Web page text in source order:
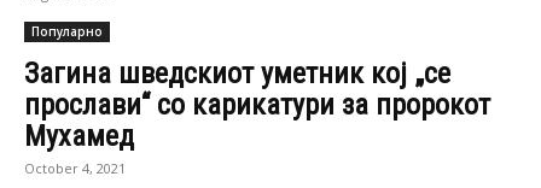
Популарно
Загина шведскиот уметник кој „се
прослави“ со карикатури за пророкот
Мухамед
October 4, 2021